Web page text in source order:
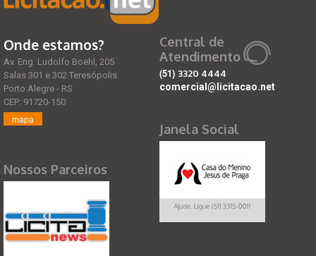
Onde estamos?
Av. Eng. Ludolfo Boehl, 205
Salas 301 e 302 Teresópolis
Porto Alegre - RS
CEP: 91720-150
mapa
Nossos Parceiros
Central de
Atendimento
(51) 3320 4444
comercial@licitacao.net
Janela Social